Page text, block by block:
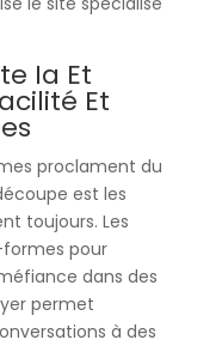
Ia Et
Et
proclament du
est les
toujours. Les
pour
dans des
permet
à des